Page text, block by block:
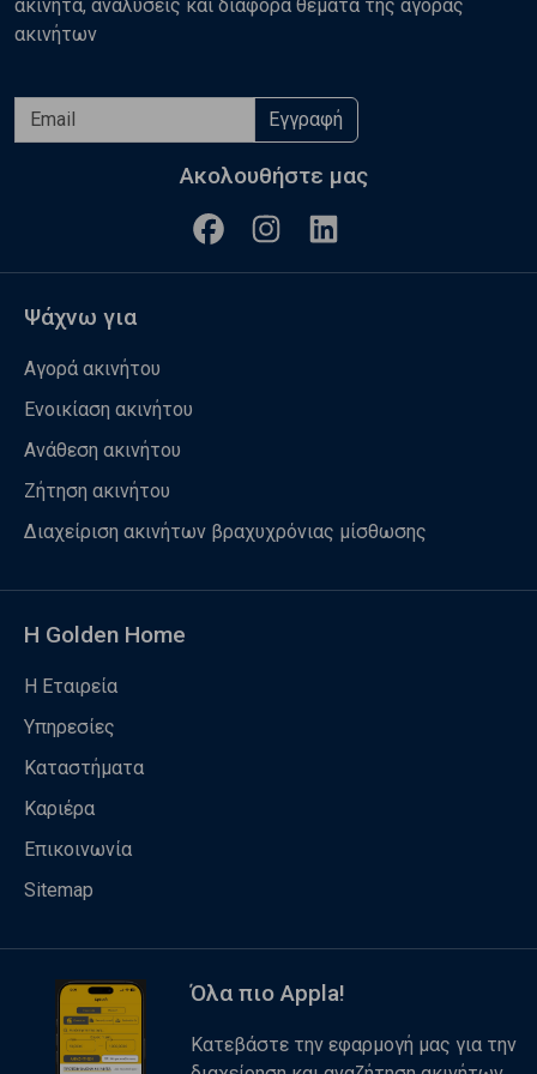
ακίνητα, αναλύσεις και διάφορα θέματα της αγοράς
ακινήτων
Εγγραφή
Ακολουθήστε μας
Ψάχνω για
Αγορά ακινήτου
Ενοικίαση ακινήτου
Ανάθεση ακινήτου
Ζήτηση ακινήτου
Διαχείριση ακινήτων βραχυχρόνιας μίσθωσης
Η Golden Home
Η Εταιρεία
Υπηρεσίες
Καταστήματα
Καριέρα
Επικοινωνία
Sitemap
Όλα πιο Appla!
Κατεβάστε την εφαρμογή μας για την